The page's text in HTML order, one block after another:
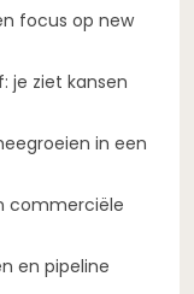
focus op new
je ziet kansen
in een
commerciële
en pipeline